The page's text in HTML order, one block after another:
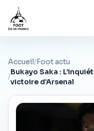
Accueil/Foot actu
/
Bukayo Saka :
victoire d’Arsenal